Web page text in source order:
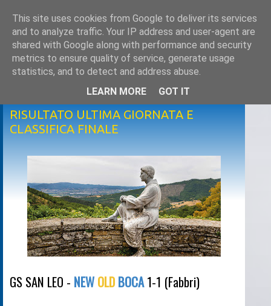
RISULTATO ULTIMA GIORNATA E
CLASSIFICA FINALE
GS SAN LEO - NEW OLD BOCA1-1 (Fabbri)
This site uses cookies from Google to deliver its services
and to analyze traffic. Your IP address and user-agent are
shared with Google along with performance and security
metrics to ensure quality of service, generate usage
statistics, and to detect and address abuse.
LEARN MORE
GOT IT